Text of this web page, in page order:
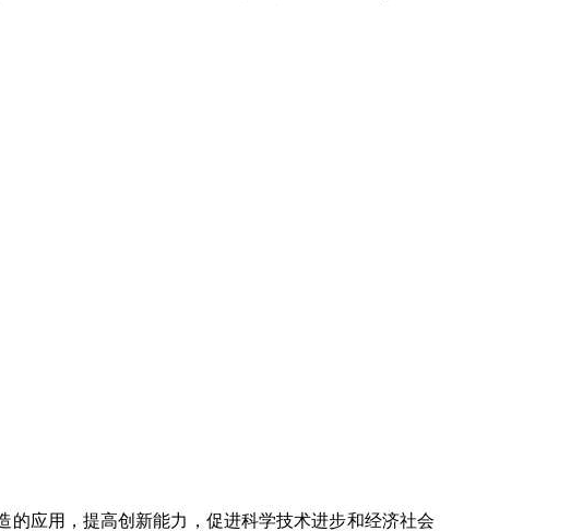
应用，提高创新能力，促进科学技术进步和经济社会